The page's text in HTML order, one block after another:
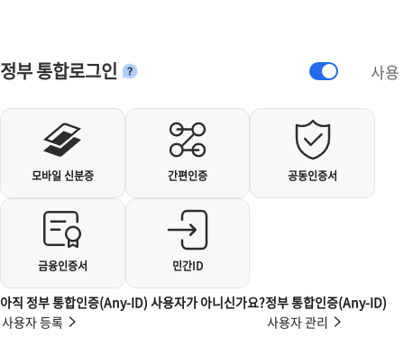
정부 통합로그인안내 사용
아직 정부 통합인증(Any-ID) 사용자가 아니신가요?
사용자 등록
정부 통합인증(Any-ID)
사용자 관리
개인사용자 로그인
모바일 신분증 간편인증 공동인증서
금융인증서 민간ID